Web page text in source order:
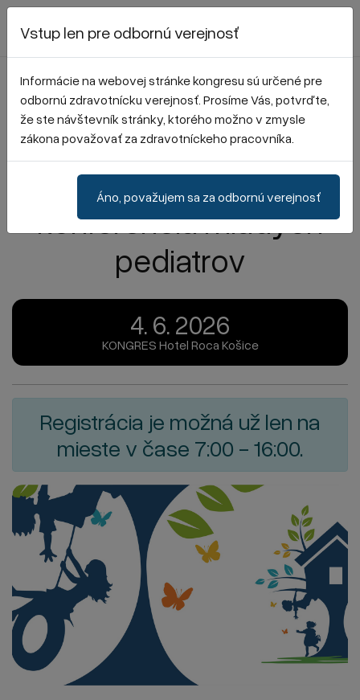
42. konferencia Kliniky detí a
dorastu UPJŠ LF a DFNXVIII.
Démantov deň, XX.
konferencia mladých
pediatrov
4. 6. 2026
KONGRES Hotel Roca Košice
Registrácia je možná už len na
mieste v čase 7:00 - 16:00.
Vstup len pre odbornú verejnosť
Informácie na webovej stránke kongresu sú určené pre
odbornú zdravotnícku verejnosť. Prosíme Vás, potvrďte,
že ste návštevník stránky, ktorého možno v zmysle
zákona považovať za zdravotníckeho pracovníka.
Áno, považujem sa za odbornú verejnosť